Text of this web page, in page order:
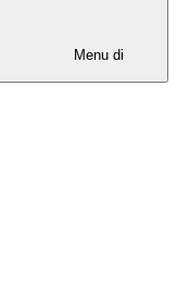
Menu di